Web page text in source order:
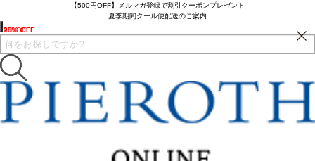
【500円OFF】メルマガ登録で割引クーポンプレゼント
夏季期間クール便配送のご案内
28% OFF
10% OFF
9% OFF